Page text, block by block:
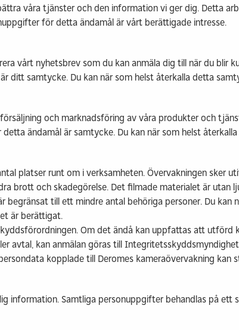
våra tjänster och den information vi ger dig. Detta
för detta ändamål är vårt berättigade intresse.
vårt nyhetsbrev som du kan anmäla dig till när du blir
ditt samtycke. Du kan när som helst återkalla detta
och marknadsföring av våra produkter och
ändamål är samtycke. Du kan när som helst
platser runt om i verksamheten. Övervakningen sker
brott och skadegörelse. Det filmade materialet är utan
begränsat till ett mindre antal behöriga personer. Du
är berättigat.
Om det ändå kan uppfattas att
avtal, kan anmälan göras till
kopplade till Deromes kameraövervakning kan
information. Samtliga personuppgifter behandlas på